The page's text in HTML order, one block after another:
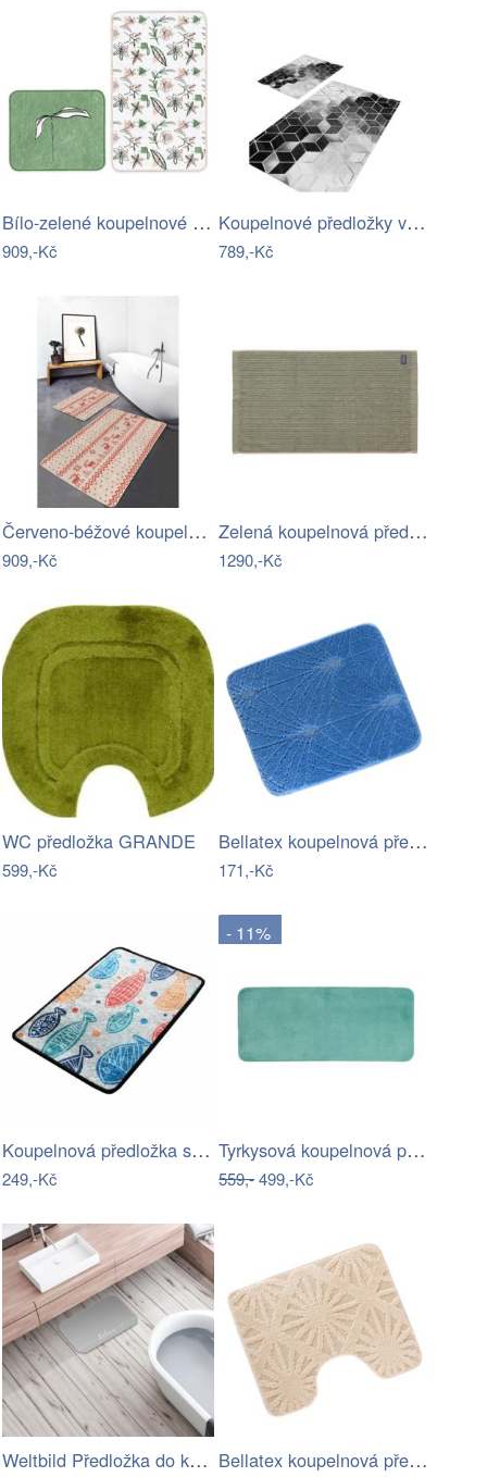
Bílo-zelené koupelnové předložky v sadě…
909,-Kč
Koupelnové předložky v sadě 2 ks Optic5…
789,-Kč
Červeno-béžové koupelnové předložky v…
909,-Kč
Zelená koupelnová předložka 50x90 cm…
1290,-Kč
WC předložka GRANDE
599,-Kč
Bellatex koupelnová předložka BANY…
171,-Kč
Koupelnová předložka s motivem…
249,-Kč
- 11%
Tyrkysová koupelnová předložka 50x120…
559,-499,-Kč
Weltbild Předložka do koupelny Relax,… Bellatex koupelnová předložka BANY…